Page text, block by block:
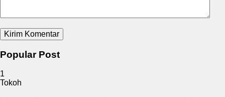
Popular Post
1
Tokoh